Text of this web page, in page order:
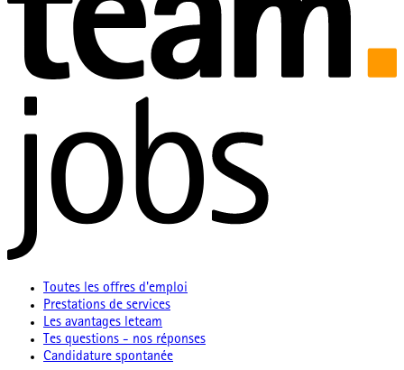
Toutes les offres d'emploi
Prestations de services
Les avantages leteam
Tes questions - nos réponses
Candidature spontanée